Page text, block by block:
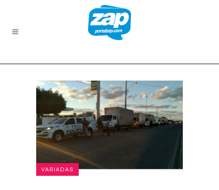
VARIADAS